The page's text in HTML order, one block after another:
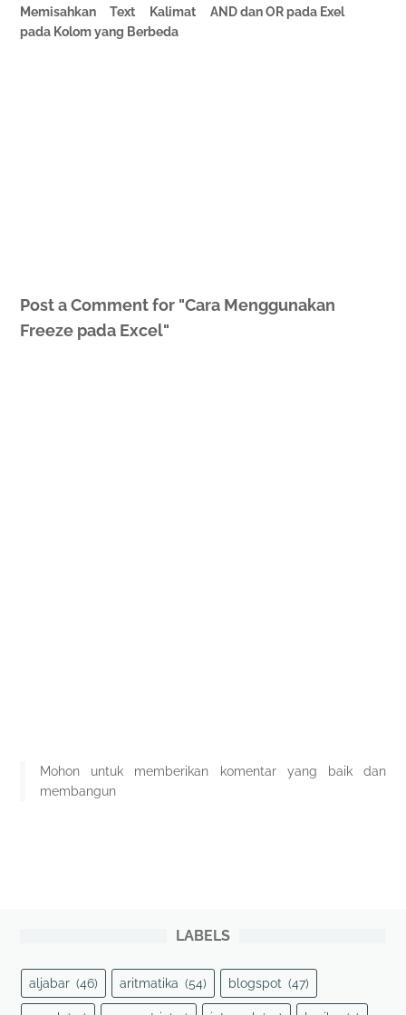
Memisahkan Text Kalimat
pada Kolom yang Berbeda
AND dan OR pada Exel
Post a Comment for "Cara Menggunakan
Freeze pada Excel"
Mohon untuk memberikan komentar yang baik dan
membangun
LABELS
aljabar (46) aritmatika (54) blogspot (47)